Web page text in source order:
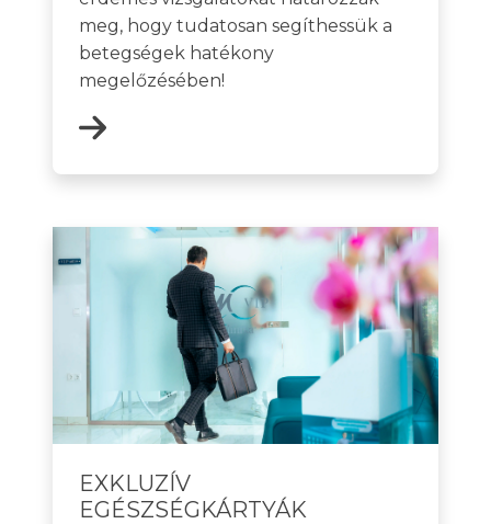
meg, hogy tudatosan segíthessük a
betegségek hatékony
megelőzésében!
EXKLUZÍV
EGÉSZSÉGKÁRTYÁK